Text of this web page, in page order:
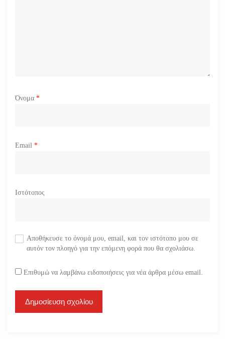
Όνομα *
Email *
Ιστότοπος
Αποθήκευσε το όνομά μου, email, και τον ιστότοπο μου σε
αυτόν τον πλοηγό για την επόμενη φορά που θα σχολιάσω.
Επιθυμώ να λαμβάνω ειδοποιήσεις για νέα άρθρα μέσω email.